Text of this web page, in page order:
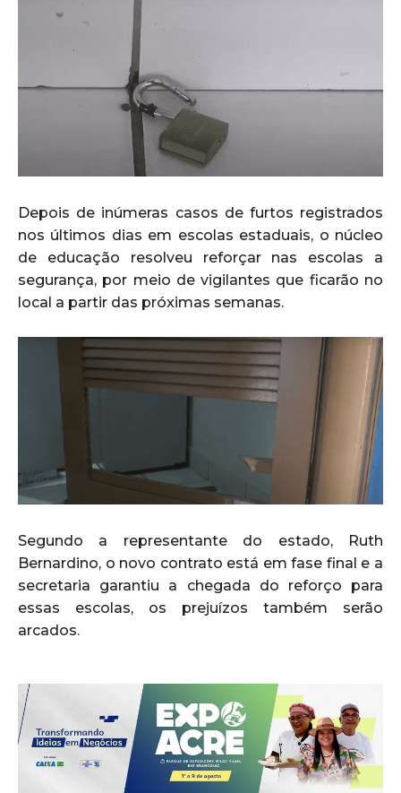
Depois de inúmeras casos de furtos registrados
nos últimos dias em escolas estaduais, o núcleo
de educação resolveu reforçar nas escolas a
segurança, por meio de vigilantes que ficarão no
local a partir das próximas semanas.
Segundo a representante do estado, Ruth
Bernardino, o novo contrato está em fase final e a
secretaria garantiu a chegada do reforço para
essas escolas, os prejuízos também serão
arcados.